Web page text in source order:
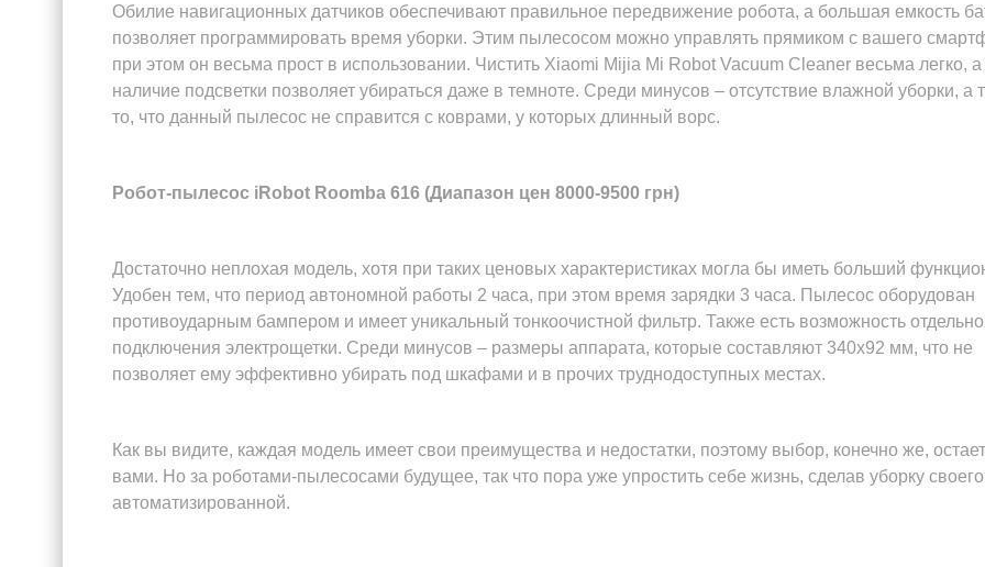
Обилие навигационных датчиков обеспечивают правильное передвижение робота, а большая емкость
позволяет программировать время уборки. Этим пылесосом можно управлять прямиком с вашего
при этом он весьма прост в использовании. Чистить Xiaomi Mijia Mi Robot Vacuum Cleaner весьма легко, а
наличие подсветки позволяет убираться даже в темноте. Среди минусов – отсутствие влажной уборки, а
то, что данный пылесос не справится с коврами, у которых длинный ворс.
Робот-пылесос iRobot Roomba 616 (Диапазон цен 8000-9500 грн)
Достаточно неплохая модель, хотя при таких ценовых характеристиках могла бы иметь больший
Удобен тем, что период автономной работы 2 часа, при этом время зарядки 3 часа. Пылесос оборудован
противоударным бампером и имеет уникальный тонкоочистной фильтр. Также есть возможность
подключения электрощетки. Среди минусов – размеры аппарата, которые составляют 340х92 мм, что не
позволяет ему эффективно убирать под шкафами и в прочих труднодоступных местах.
Как вы видите, каждая модель имеет свои преимущества и недостатки, поэтому выбор, конечно же,
вами. Но за роботами-пылесосами будущее, так что пора уже упростить себе жизнь, сделав уборку
автоматизированной.